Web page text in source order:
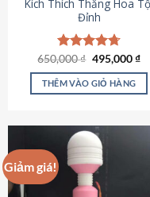
Kích Thích Thăng Hoa
Đỉnh
Được xếp
hạng4.72
5 sao
650,000₫ Giá
là:
650,000 ₫.
495,000₫Giá
tại
THÊM VÀO GIỎ HÀNG
Giảm giá!